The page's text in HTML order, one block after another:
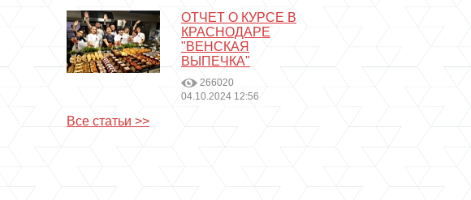
ОТЧЕТ О КУРСЕ В
КРАСНОДАРЕ
"ВЕНСКАЯ
ВЫПЕЧКА"
266020
04.10.2024 12:56
Все статьи >>